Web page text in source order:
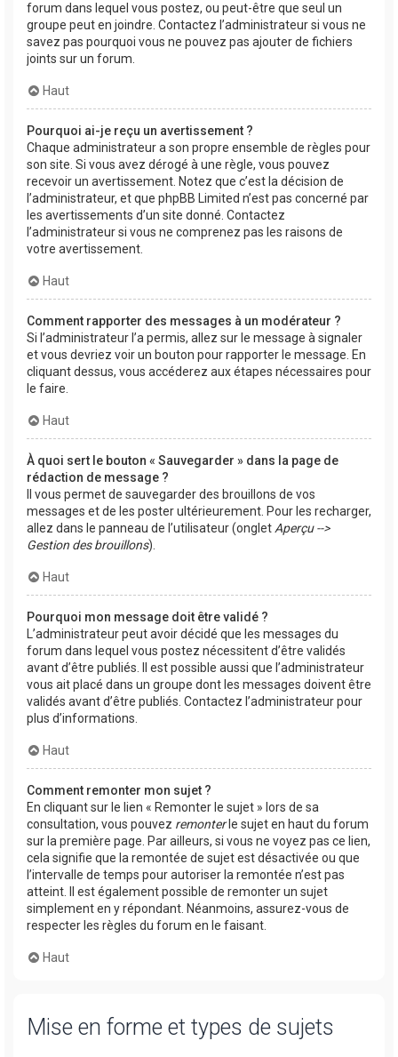
forum dans lequel vous postez, ou peut-être que seul un
groupe peut en joindre. Contactez l’administrateur si vous ne
savez pas pourquoi vous ne pouvez pas ajouter de fichiers
joints sur un forum.
Haut
Pourquoi ai-je reçu un avertissement ?
Chaque administrateur a son propre ensemble de règles pour
son site. Si vous avez dérogé à une règle, vous pouvez
recevoir un avertissement. Notez que c’est la décision de
l’administrateur, et que phpBB Limited n’est pas concerné par
les avertissements d’un site donné. Contactez
l’administrateur si vous ne comprenez pas les raisons de
votre avertissement.
Haut
Comment rapporter des messages à un modérateur ?
Si l’administrateur l’a permis, allez sur le message à signaler
et vous devriez voir un bouton pour rapporter le message. En
cliquant dessus, vous accéderez aux étapes nécessaires pour
le faire.
Haut
À quoi sert le bouton « Sauvegarder » dans la page de
rédaction de message ?
Il vous permet de sauvegarder des brouillons de vos
messages et de les poster ultérieurement. Pour les recharger,
allez dans le panneau de l’utilisateur (ongletAperçu -->
Gestion des brouillons).
Haut
Pourquoi mon message doit être validé ?
L’administrateur peut avoir décidé que les messages du
forum dans lequel vous postez nécessitent d’être validés
avant d’être publiés. Il est possible aussi que l’administrateur
vous ait placé dans un groupe dont les messages doivent être
validés avant d’être publiés. Contactez l’administrateur pour
plus d’informations.
Haut
Comment remonter mon sujet ?
En cliquant sur le lien « Remonter le sujet » lors de sa
consultation, vous pouvez remonterle sujet en haut du forum
sur la première page. Par ailleurs, si vous ne voyez pas ce lien,
cela signifie que la remontée de sujet est désactivée ou que
l’intervalle de temps pour autoriser la remontée n’est pas
atteint. Il est également possible de remonter un sujet
simplement en y répondant. Néanmoins, assurez-vous de
respecter les règles du forum en le faisant.
Haut
Mise en forme et types de sujets